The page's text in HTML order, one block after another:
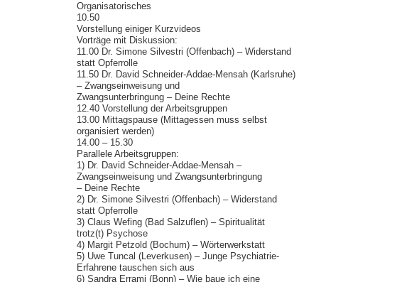
Organisatorisches
10.50
Vorstellung einiger Kurzvideos
Vorträge mit Diskussion:
11.00 Dr. Simone Silvestri (Offenbach) – Widerstand
statt Opferrolle
11.50 Dr. David Schneider-Addae-Mensah (Karlsruhe)
– Zwangseinweisung und
Zwangsunterbringung – Deine Rechte
12.40 Vorstellung der Arbeitsgruppen
13.00 Mittagspause (Mittagessen muss selbst
organisiert werden)
14.00 – 15.30
Parallele Arbeitsgruppen:
1) Dr. David Schneider-Addae-Mensah –
Zwangseinweisung und Zwangsunterbringung
– Deine Rechte
2) Dr. Simone Silvestri (Offenbach) – Widerstand
statt Opferrolle
3) Claus Wefing (Bad Salzuflen) – Spiritualität
trotz(t) Psychose
4) Margit Petzold (Bochum) – Wörterwerkstatt
5) Uwe Tuncal (Leverkusen) – Junge Psychiatrie-
Erfahrene tauschen sich aus
6) Sandra Errami (Bonn) – Wie baue ich eine